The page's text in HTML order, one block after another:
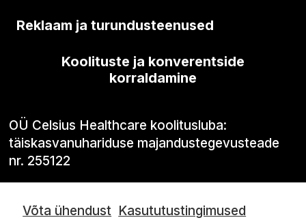
Reklaam ja turundusteenused
Koolituste ja konverentside
korraldamine
OÜ Celsius Healthcare koolitusluba:
täiskasvanuhariduse majandustegevusteade
nr. 255122
Võta ühendust Kasututustingimused